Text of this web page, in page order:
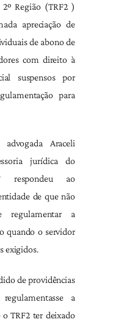
Região (TRF2 )
apreciação de
de abono de
com direito à
suspensos por
para
Araceli
jurídica do
respondeu ao
de que não
regulamentar a
quando o servidor
exigidos.
de providências
a
TRF2 ter deixado